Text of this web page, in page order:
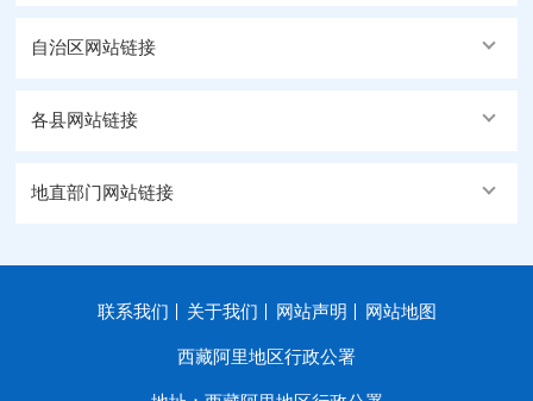
自治区网站链接
各县网站链接
地直部门网站链接
联系我们 关于我们 网站声明 网站地图
西藏阿里地区行政公署